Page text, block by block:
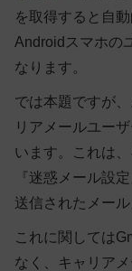
を取得すると自
Androidスマホの
なります。
では本題ですが
リアメールユー
います。これは
『迷惑メール設
送信されたメー
これに関しては
なく、キャリア